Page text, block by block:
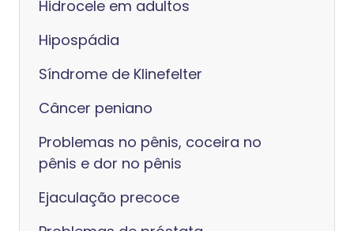
Hidrocele em adultos
Hipospádia
Síndrome de Klinefelter
Câncer peniano
Problemas no pênis, coceira no
pênis e dor no pênis
Ejaculação precoce